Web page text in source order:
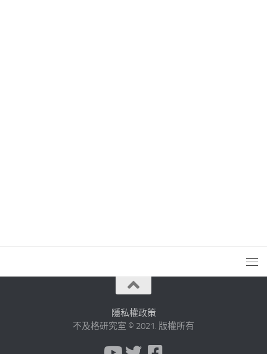
隱私權政策
不及格研究室 © 2021. 版權所有